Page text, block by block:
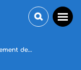
Le traitement de la paie